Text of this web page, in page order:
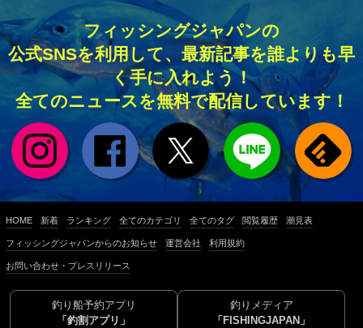
フィッシングジャパンの
公式SNSを利用して、最新記事を誰よりも早
く手に入れよう！
全てのニュースを無料で配信しています！
HOME 新着 ランキング 全てのカテゴリ 全てのタグ 閲覧履歴 潮見表
フィッシングジャパンからのお知らせ 運営会社 利用規約
お問い合わせ・プレスリリース
釣り船予約アプリ
「釣割アプリ」
釣りメディア
「FISHINGJAPAN」